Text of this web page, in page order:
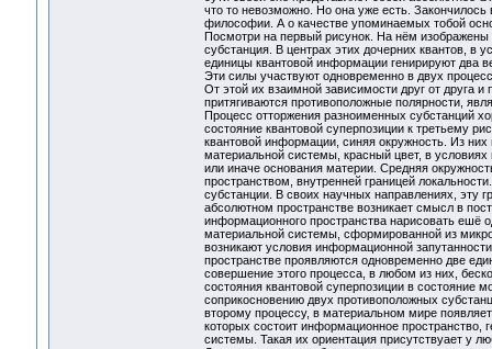
что то невозможно. Но она уже есть.
философии. А о качестве упоминаемых тобой
Посмотри на первый рисунок. На нём
субстанция. В центрах этих дочерних квантов,
единицы квантовой информации генирируют два
Эти силы участвуют одновременно в двух
От этой их взаимной зависимости друг от друга
притягиваются противоположные полярности,
Процесс отторжения разноименных субстанций
состояние квантовой суперпозиции к третьему
квантовой информации, синяя окружность. Из
материальной системы, красный цвет, в
или иначе основания материи. Средняя
пространством, внутренней границей
субстанции. В своих научных направлениях, эту
абсолютном пространстве возникает смысл в
информационного пространства нарисовать ешё
материальной системы, сформированной из
возникают условия информационной
пространстве проявляются одновременно две
совершение этого процесса, в любом из них,
состояния квантовой суперпозиции в состояние
соприкосновению двух противоположных
второму процессу, в материальном мире
которых состоит информационное пространство,
системы. Такая их ориентация присутствуает у